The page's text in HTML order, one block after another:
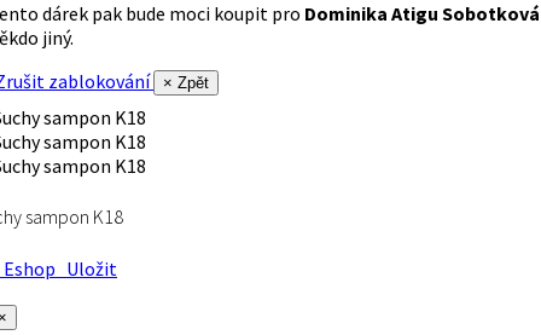
dárek pak bude moci koupit pro Dominika Atigu Sobotková
jiný.
zablokování
× Zpět
sampon K18
Uložit